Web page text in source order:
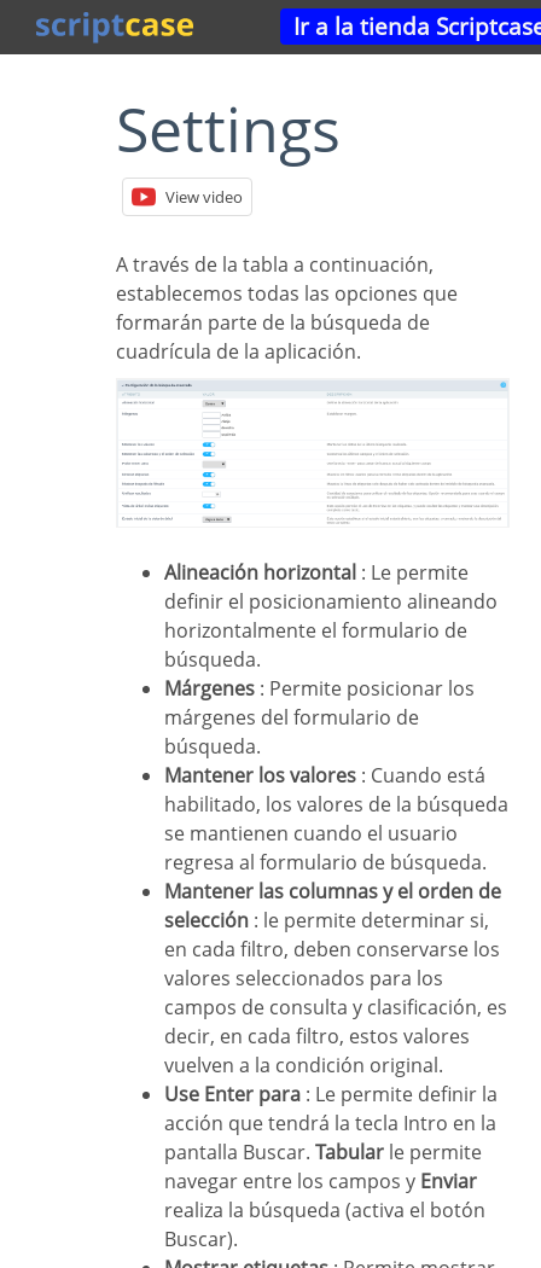
Ir a la tienda
Settings
View video
A través de la tabla a continuación,
establecemos todas las opciones que
formarán parte de la búsqueda de
cuadrícula de la aplicación.
Alineación horizontal : Le permite
definir el posicionamiento alineando
horizontalmente el formulario de
búsqueda.
Márgenes : Permite posicionar los
márgenes del formulario de
búsqueda.
Mantener los valores : Cuando está
habilitado, los valores de la búsqueda
se mantienen cuando el usuario
regresa al formulario de búsqueda.
Mantener las columnas y el orden de
selección : le permite determinar si,
en cada filtro, deben conservarse los
valores seleccionados para los
campos de consulta y clasificación, es
decir, en cada filtro, estos valores
vuelven a la condición original.
Use Enter para : Le permite definir la
acción que tendrá la tecla Intro en la
pantalla Buscar. Tabular le permite
navegar entre los campos y Enviar
realiza la búsqueda (activa el botón
Buscar).